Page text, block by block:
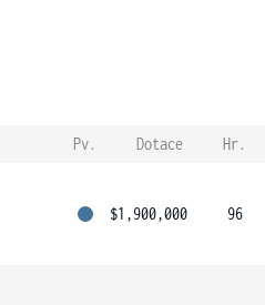
Pv. Dotace
Hr.
$1,900,000
96